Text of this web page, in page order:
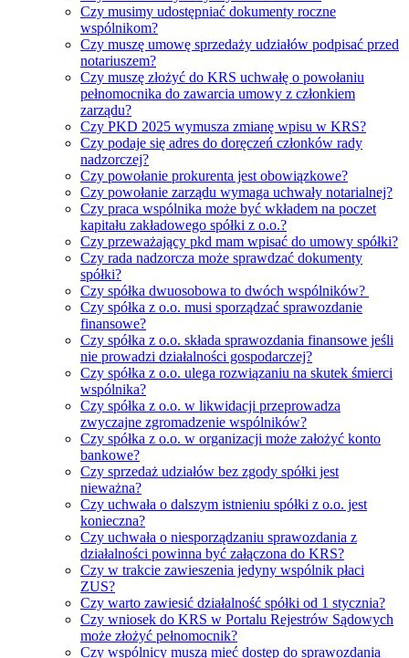
Czy musimy udostępniać dokumenty roczne
wspólnikom?
Czy muszę umowę sprzedaży udziałów podpisać przed
notariuszem?
Czy muszę złożyć do KRS uchwałę o powołaniu
pełnomocnika do zawarcia umowy z członkiem
zarządu?
Czy PKD 2025 wymusza zmianę wpisu w KRS?
Czy podaje się adres do doręczeń członków rady
nadzorczej?
Czy powołanie prokurenta jest obowiązkowe?
Czy powołanie zarządu wymaga uchwały notarialnej?
Czy praca wspólnika może być wkładem na poczet
kapitału zakładowego spółki z o.o.?
Czy przeważający pkd mam wpisać do umowy spółki?
Czy rada nadzorcza może sprawdzać dokumenty
spółki?
Czy spółka dwuosobowa to dwóch wspólników?
Czy spółka z o.o. musi sporządzać sprawozdanie
finansowe?
Czy spółka z o.o. składa sprawozdania finansowe jeśli
nie prowadzi działalności gospodarczej?
Czy spółka z o.o. ulega rozwiązaniu na skutek śmierci
wspólnika?
Czy spółka z o.o. w likwidacji przeprowadza
zwyczajne zgromadzenie wspólników?
Czy spółka z o.o. w organizacji może założyć konto
bankowe?
Czy sprzedaż udziałów bez zgody spółki jest
nieważna?
Czy uchwała o dalszym istnieniu spółki z o.o. jest
konieczna?
Czy uchwała o niesporządzaniu sprawozdania z
działalności powinna być załączona do KRS?
Czy w trakcie zawieszenia jedyny wspólnik płaci
ZUS?
Czy warto zawiesić działalność spółki od 1 stycznia?
Czy wniosek do KRS w Portalu Rejestrów Sądowych
może złożyć pełnomocnik?
Czy wspólnicy muszą mieć dostęp do sprawozdania